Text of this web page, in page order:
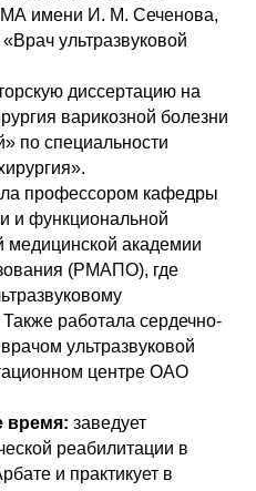
имени И. М. Сеченова,
ультразвуковой
диссертацию на
варикозной болезни
по специальности
профессором кафедры
и функциональной
медицинской академии
(РМАПО), где
работала сердечно-
ультразвуковой
центре ОАО
время: заведует
реабилитации в
и практикует в